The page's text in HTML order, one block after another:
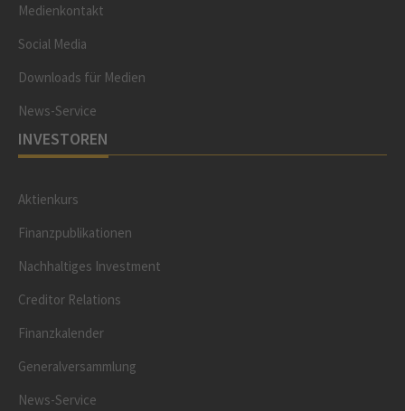
Medienkontakt
Social Media
Downloads für Medien
News-Service
INVESTOREN
Aktienkurs
Finanzpublikationen
Nachhaltiges Investment
Creditor Relations
Finanzkalender
Generalversammlung
News-Service